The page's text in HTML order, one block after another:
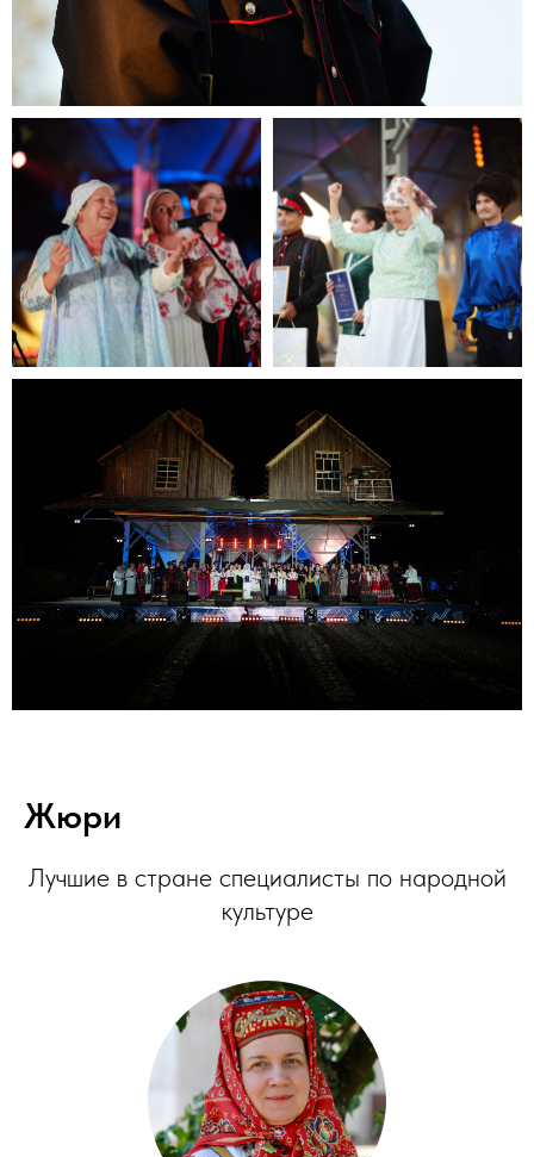
Жюри
Лучшие в стране специалисты по народной
культуре